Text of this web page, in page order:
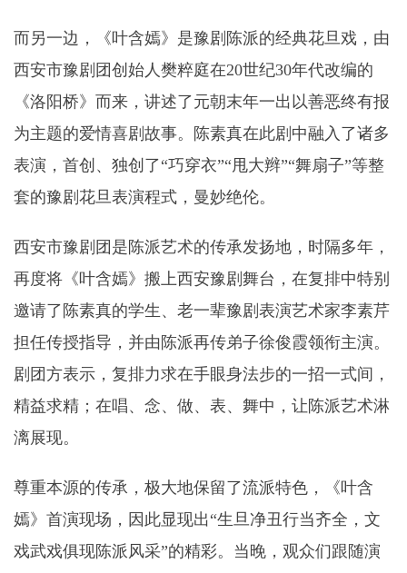
而另一边，《叶含嫣》是豫剧陈派的经典花旦戏，由
西安市豫剧团创始人樊粹庭在20世纪30年代改编的
《洛阳桥》而来，讲述了元朝末年一出以善恶终有报
为主题的爱情喜剧故事。陈素真在此剧中融入了诸多
表演，首创、独创了“巧穿衣”“甩大辫”“舞扇子”等整
套的豫剧花旦表演程式，曼妙绝伦。
西安市豫剧团是陈派艺术的传承发扬地，时隔多年，
再度将《叶含嫣》搬上西安豫剧舞台，在复排中特别
邀请了陈素真的学生、老一辈豫剧表演艺术家李素芹
担任传授指导，并由陈派再传弟子徐俊霞领衔主演。
剧团方表示，复排力求在手眼身法步的一招一式间，
精益求精；在唱、念、做、表、舞中，让陈派艺术淋
漓展现。
尊重本源的传承，极大地保留了流派特色，《叶含
嫣》首演现场，因此显现出“生旦净丑行当齐全，文
戏武戏俱现陈派风采”的精彩。当晚，观众们跟随演